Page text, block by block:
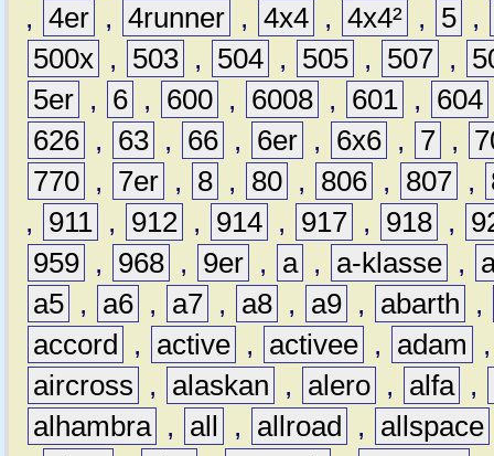
, 4er , 4runner , 4x4 , 4x4² , 5 ,
500x , 503 , 504 , 505 , 507 ,
5er , 6 , 600 , 6008 , 601 , 604
626 , 63 , 66 , 6er , 6x6 , 7 ,
770 , 7er , 8 , 80 , 806 , 807 ,
,
911 , 912 , 914 , 917 , 918 ,
959 , 968 , 9er , a , a-klasse ,
a5 , a6 , a7 , a8 , a9 , abarth
,
accord
, active , activee , adam
aircross
, alaskan , alero , alfa ,
alhambra , all , allroad , allspace